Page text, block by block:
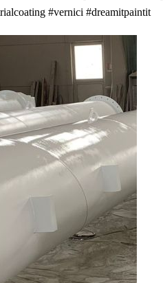
#vernici #dreamitpaintit